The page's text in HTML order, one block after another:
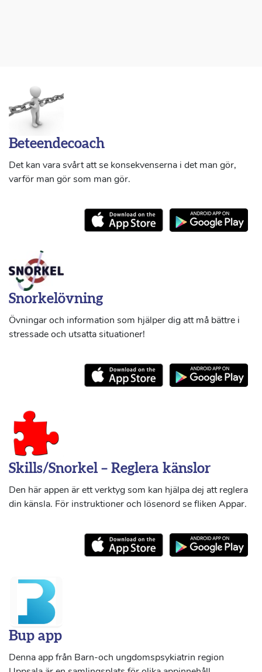
Beteendecoach
Det kan vara svårt att se konsekvenserna i det man gör,
varför man gör som man gör.
Snorkelövning
Övningar och information som hjälper dig att må bättre i
stressade och utsatta situationer!
Skills/Snorkel – Reglera känslor
Den här appen är ett verktyg som kan hjälpa dej att reglera
din känsla. För instruktioner och lösenord se fliken Appar.
Bup app
Denna app från Barn-och ungdomspsykiatrin region